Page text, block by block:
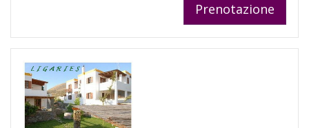
Prenotazione